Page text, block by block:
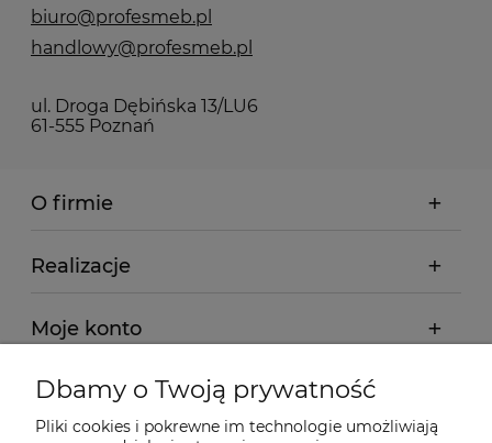
biuro@profesmeb.pl
handlowy@profesmeb.pl
ul. Droga Dębińska 13/LU6
61-555 Poznań
O firmie
Realizacje
Moje konto
Regulamin
Dbamy o Twoją prywatność
Pliki cookies i pokrewne im technologie umożliwiają